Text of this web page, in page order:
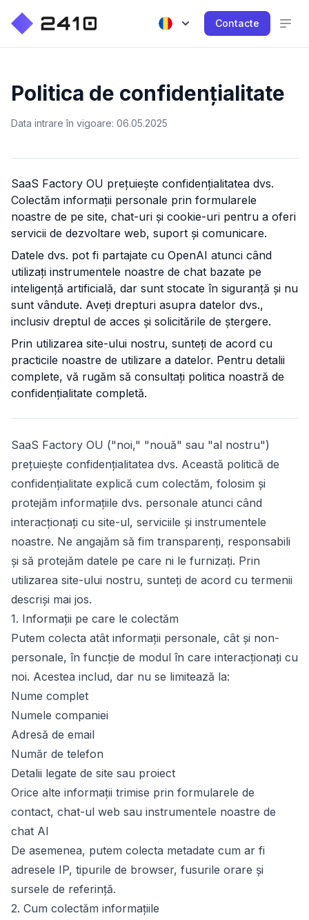
Contacte
Politica de confidențialitate
Data intrare în vigoare: 06.05.2025
SaaS Factory OU prețuiește confidențialitatea dvs.
Colectăm informații personale prin formularele
noastre de pe site, chat-uri și cookie-uri pentru a oferi
servicii de dezvoltare web, suport și comunicare.
Datele dvs. pot fi partajate cu OpenAI atunci când
utilizați instrumentele noastre de chat bazate pe
inteligență artificială, dar sunt stocate în siguranță și nu
sunt vândute. Aveți drepturi asupra datelor dvs.,
inclusiv dreptul de acces și solicitările de ștergere.
Prin utilizarea site-ului nostru, sunteți de acord cu
practicile noastre de utilizare a datelor. Pentru detalii
complete, vă rugăm să consultați politica noastră de
confidențialitate completă.
SaaS Factory OU ("noi," "nouă" sau "al nostru")
prețuiește confidențialitatea dvs. Această politică de
confidențialitate explică cum colectăm, folosim și
protejăm informațiile dvs. personale atunci când
interacționați cu site-ul, serviciile și instrumentele
noastre. Ne angajăm să fim transparenți, responsabili
și să protejăm datele pe care ni le furnizați. Prin
utilizarea site-ului nostru, sunteți de acord cu termenii
descriși mai jos.
1. Informații pe care le colectăm
Putem colecta atât informații personale, cât și non-
personale, în funcție de modul în care interacționați cu
noi. Acestea includ, dar nu se limitează la:
Nume complet
Numele companiei
Adresă de email
Număr de telefon
Detalii legate de site sau proiect
Orice alte informații trimise prin formularele de
contact, chat-ul web sau instrumentele noastre de
chat AI
De asemenea, putem colecta metadate cum ar fi
adresele IP, tipurile de browser, fusurile orare și
sursele de referință.
2. Cum colectăm informațiile